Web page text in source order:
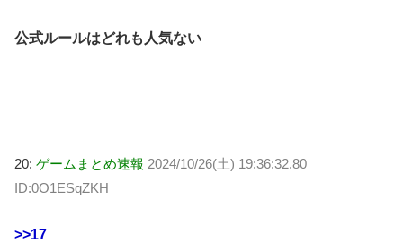
公式ルールはどれも人気ない
20: ゲームまとめ速報 2024/10/26(土) 19:36:32.80
ID:0O1ESqZKH
>>17